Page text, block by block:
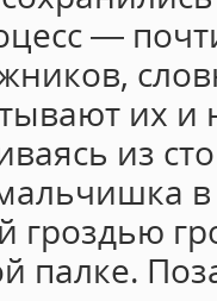
—
их и
из
гроздью
палке.